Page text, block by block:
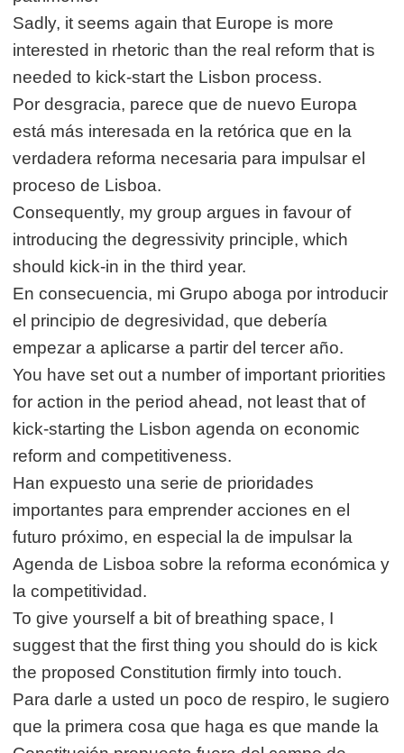
Sadly, it seems again that Europe is more
interested in rhetoric than the real reform that is
needed to kick-start the Lisbon process.
Por desgracia, parece que de nuevo Europa
está más interesada en la retórica que en la
verdadera reforma necesaria para impulsar el
proceso de Lisboa.
Consequently, my group argues in favour of
introducing the degressivity principle, which
should kick-in in the third year.
En consecuencia, mi Grupo aboga por introducir
el principio de degresividad, que debería
empezar a aplicarse a partir del tercer año.
You have set out a number of important priorities
for action in the period ahead, not least that of
kick-starting the Lisbon agenda on economic
reform and competitiveness.
Han expuesto una serie de prioridades
importantes para emprender acciones en el
futuro próximo, en especial la de impulsar la
Agenda de Lisboa sobre la reforma económica y
la competitividad.
To give yourself a bit of breathing space, I
suggest that the first thing you should do is kick
the proposed Constitution firmly into touch.
Para darle a usted un poco de respiro, le sugiero
que la primera cosa que haga es que mande la